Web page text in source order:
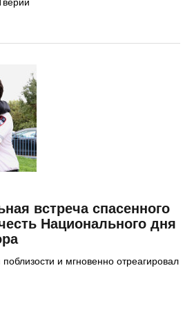
встреча спасенного
Национального дня
и мгновенно отреагировал